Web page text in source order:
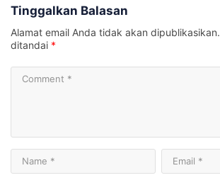
Tinggalkan Balasan
Alamat email Anda tidak akan dipublikasikan.
ditandai *